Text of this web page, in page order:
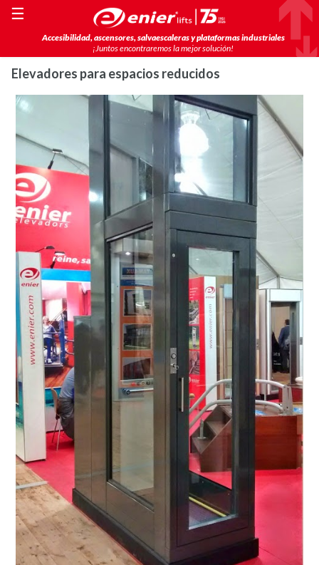
Accesibilidad, ascensores, salvaescaleras y plataformas industriales
¡Juntos encontraremos la mejor solución!
☰
Elevadores para espacios reducidos